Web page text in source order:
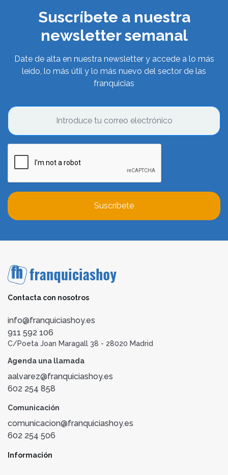
Suscríbete a nuestra
newsletter semanal
Date de alta en nuestra newsletter y accede a lo más
leído, lo más útil y lo más nuevo del sector de las
franquicias
Suscríbete
Contacta con nosotros
info@franquiciashoy.es
911 592 106
C/Poeta Joan Maragall 38 - 28020 Madrid
Agenda una llamada
aalvarez@franquiciashoy.es
602 254 858
Comunicación
comunicacion@franquiciashoy.es
602 254 506
Información